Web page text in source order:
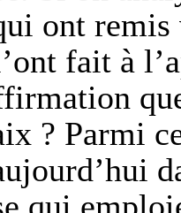
ont
fait à
? Parmi